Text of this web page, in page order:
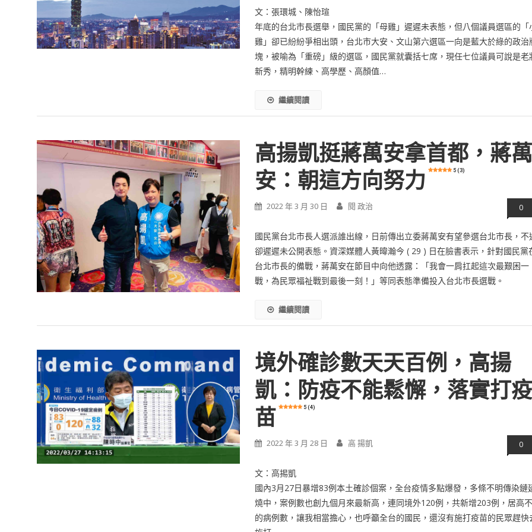
文：張環城、陳怡瑄
年底的台北市長選舉，國民黨的「母雞」遲遲未表態，但八個議員選區的「
雞」卻已紛紛爭相出頭，台北市大安、文山第六選區一向是藍大於綠的政治
塊，被喻為「重磅」級的選區，國民黨就囊括七席，現任七位議員可說是老
新秀，精明幹練、高學歷、高顏值…
繼續閱讀
高揚凱挺蔣萬安拿首都，蔣萬
安：朝這方向努力
5 (3)
2022 年 3 月 30 日 閱 政治 0
國民黨台北市長人選派誰出線，日前傳出立委蔣萬安有望參選台北市長，不
卻遲遲未公開表態。資深媒體人黃暐瀚今 ( 29 ) 日在臉書表示，針對國民黨
台北市長的備戰，蔣萬安在節目中向他透露：「我會一肩扛起這次最艱困一
戰，為民眾福祉戰到最後一刻！」等同表態準備投入台北市長選戰。
繼續閱讀
境外確診數天天百例，高揚
凱：防疫不能鬆懈，落實打疫
苗
5 (4)
2022 年 3 月 28 日 高 揚凱 0
文：高掦凱
國內3月27日暴增83例本土確診個案，全台疫情多點爆發，多條不明傳染鏈
燒中，案例數也創九個月來最新高，連同境外120例，共新增203例，居高
的病例數，讓我相當擔心，也呼籲全台的國民，還沒有施打疫苗的民眾趕快